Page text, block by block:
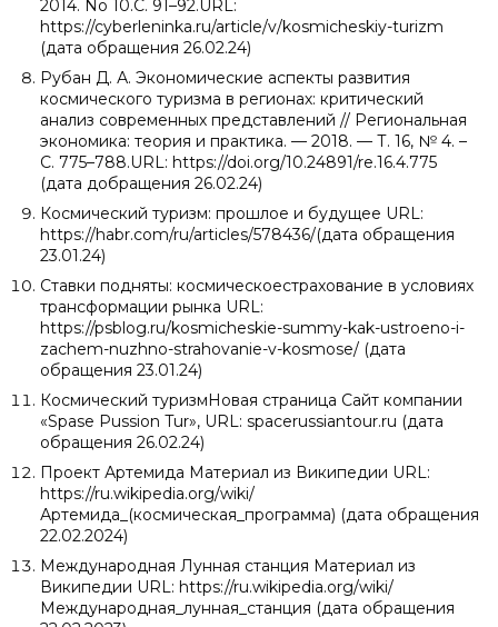
2014. No 10.С. 91–92.URL:
https://cyberleninka.ru/article/v/kosmicheskiy-turizm
(дата обращения 26.02.24)
Рубан Д. А. Экономические аспекты развития
космического туризма в регионах: критический
анализ современных представлений // Региональная
экономика: теория и практика. — 2018. — Т. 16, № 4. –
С. 775–788.URL: https://doi.org/10.24891/re.16.4.775
(дата добращения 26.02.24)
Космический туризм: прошлое и будущее URL:
https://habr.com/ru/articles/578436/(дата обращения
23.01.24)
Ставки подняты: космическоестрахование в условиях
трансформации рынка URL:
https://psblog.ru/kosmicheskie-summy-kak-ustroeno-i-
zachem-nuzhno-strahovanie-v-kosmose/ (дата
обращения 23.01.24)
Космический туризмНовая страница Сайт компании
«Spase Pussion Tur», URL: spacerussiantour.ru (дата
обращения 26.02.24)
Проект Артемида Материал из Википедии URL:
https://ru.wikipedia.org/wiki/
Артемида_(космическая_программа) (дата обращения
22.02.2024)
Международная Лунная станция Материал из
Википедии URL: https://ru.wikipedia.org/wiki/
Международная_лунная_станция (дата обращения